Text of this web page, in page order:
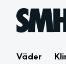
Hoppa till
Väder